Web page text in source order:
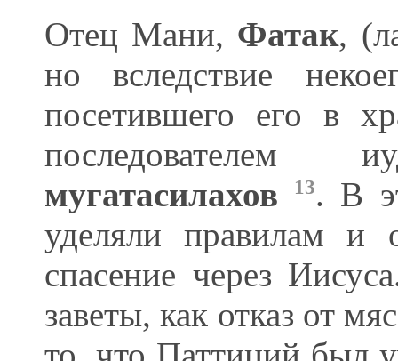
Отец Мани, Фатак,
но вследствие
посетившего его в
последователем
мугатасилахов
13. В
уделяли правилам и
спасение через
заветы, как отказ от